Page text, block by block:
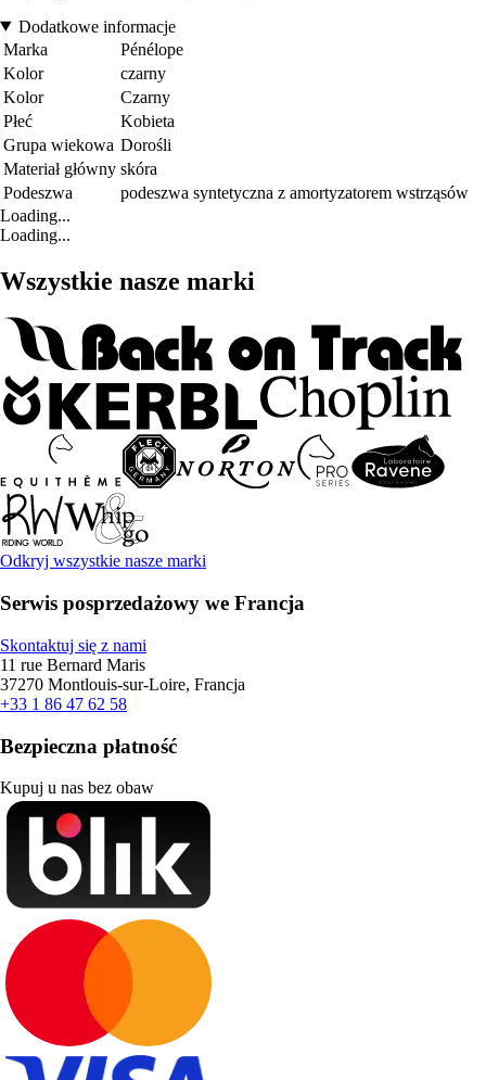
Dodatkowe informacje
Marka
Pénélope
Kolor
czarny
Kolor
Czarny
Płeć
Kobieta
Grupa wiekowa Dorośli
Materiał główny skóra
Podeszwa
podeszwa syntetyczna z amortyzatorem wstrząsów
Loading...
Loading...
Wszystkie nasze marki
Odkryj wszystkie nasze marki
Serwis posprzedażowy we Francja
Skontaktuj się z nami
11 rue Bernard Maris
37270 Montlouis-sur-Loire, Francja
+33 1 86 47 62 58
Bezpieczna płatność
Kupuj u nas bez obaw